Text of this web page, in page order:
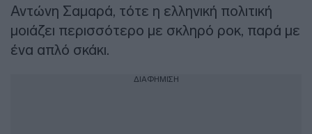
Αντώνη Σαμαρά, τότε η ελληνική πολιτική
μοιάζει περισσότερο με σκληρό ροκ, παρά με
ένα απλό σκάκι.
ΔΙΑΦΗΜΙΣΗ